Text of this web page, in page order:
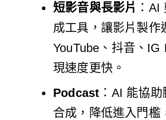
短影音與長影片 ：AI
成工具，讓影片製作
YouTube、抖音、IG
現速度更快。
Podcast ：AI 能協
合成，降低進入門檻